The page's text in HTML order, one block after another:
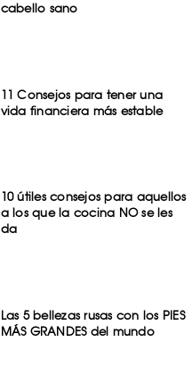
cabello sano
11 Consejos para tener una
vida financiera más estable
10 útiles consejos para aquellos
a los que la cocina NO se les
da
Las 5 bellezas rusas con los PIES
MÁS GRANDES del mundo